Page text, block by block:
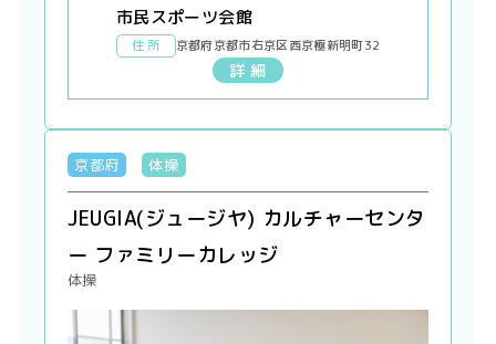
市民スポーツ会館
住 所 京都府京都市右京区西京極新明町32
詳 細
京都府 体操
JEUGIA(ジュージヤ) カルチャーセンタ
ー ファミリーカレッジ
体操